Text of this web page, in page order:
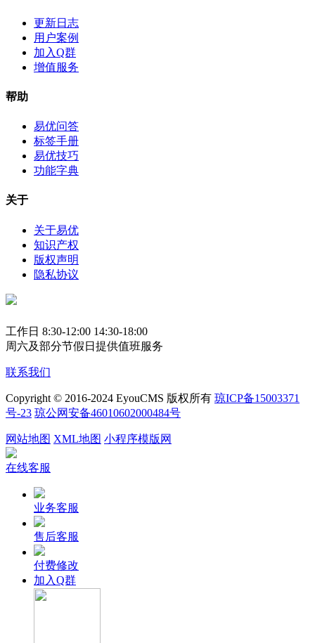
更新日志
用户案例
加入Q群
增值服务
帮助
易优问答
标签手册
易优技巧
功能字典
关于
关于易优
知识产权
版权声明
隐私协议
工作日 8:30-12:00 14:30-18:00
周六及部分节假日提供值班服务
联系我们
Copyright © 2016-2024 EyouCMS 版权所有 琼ICP备15003371
号-23 琼公网安备46010602000484号
网站地图 XML地图 小程序模版网
在线客服
业务客服
售后客服
付费修改
加入Q群